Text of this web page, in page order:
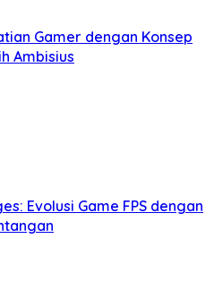
Gamer dengan Konsep
Ambisius
Evolusi Game FPS dengan